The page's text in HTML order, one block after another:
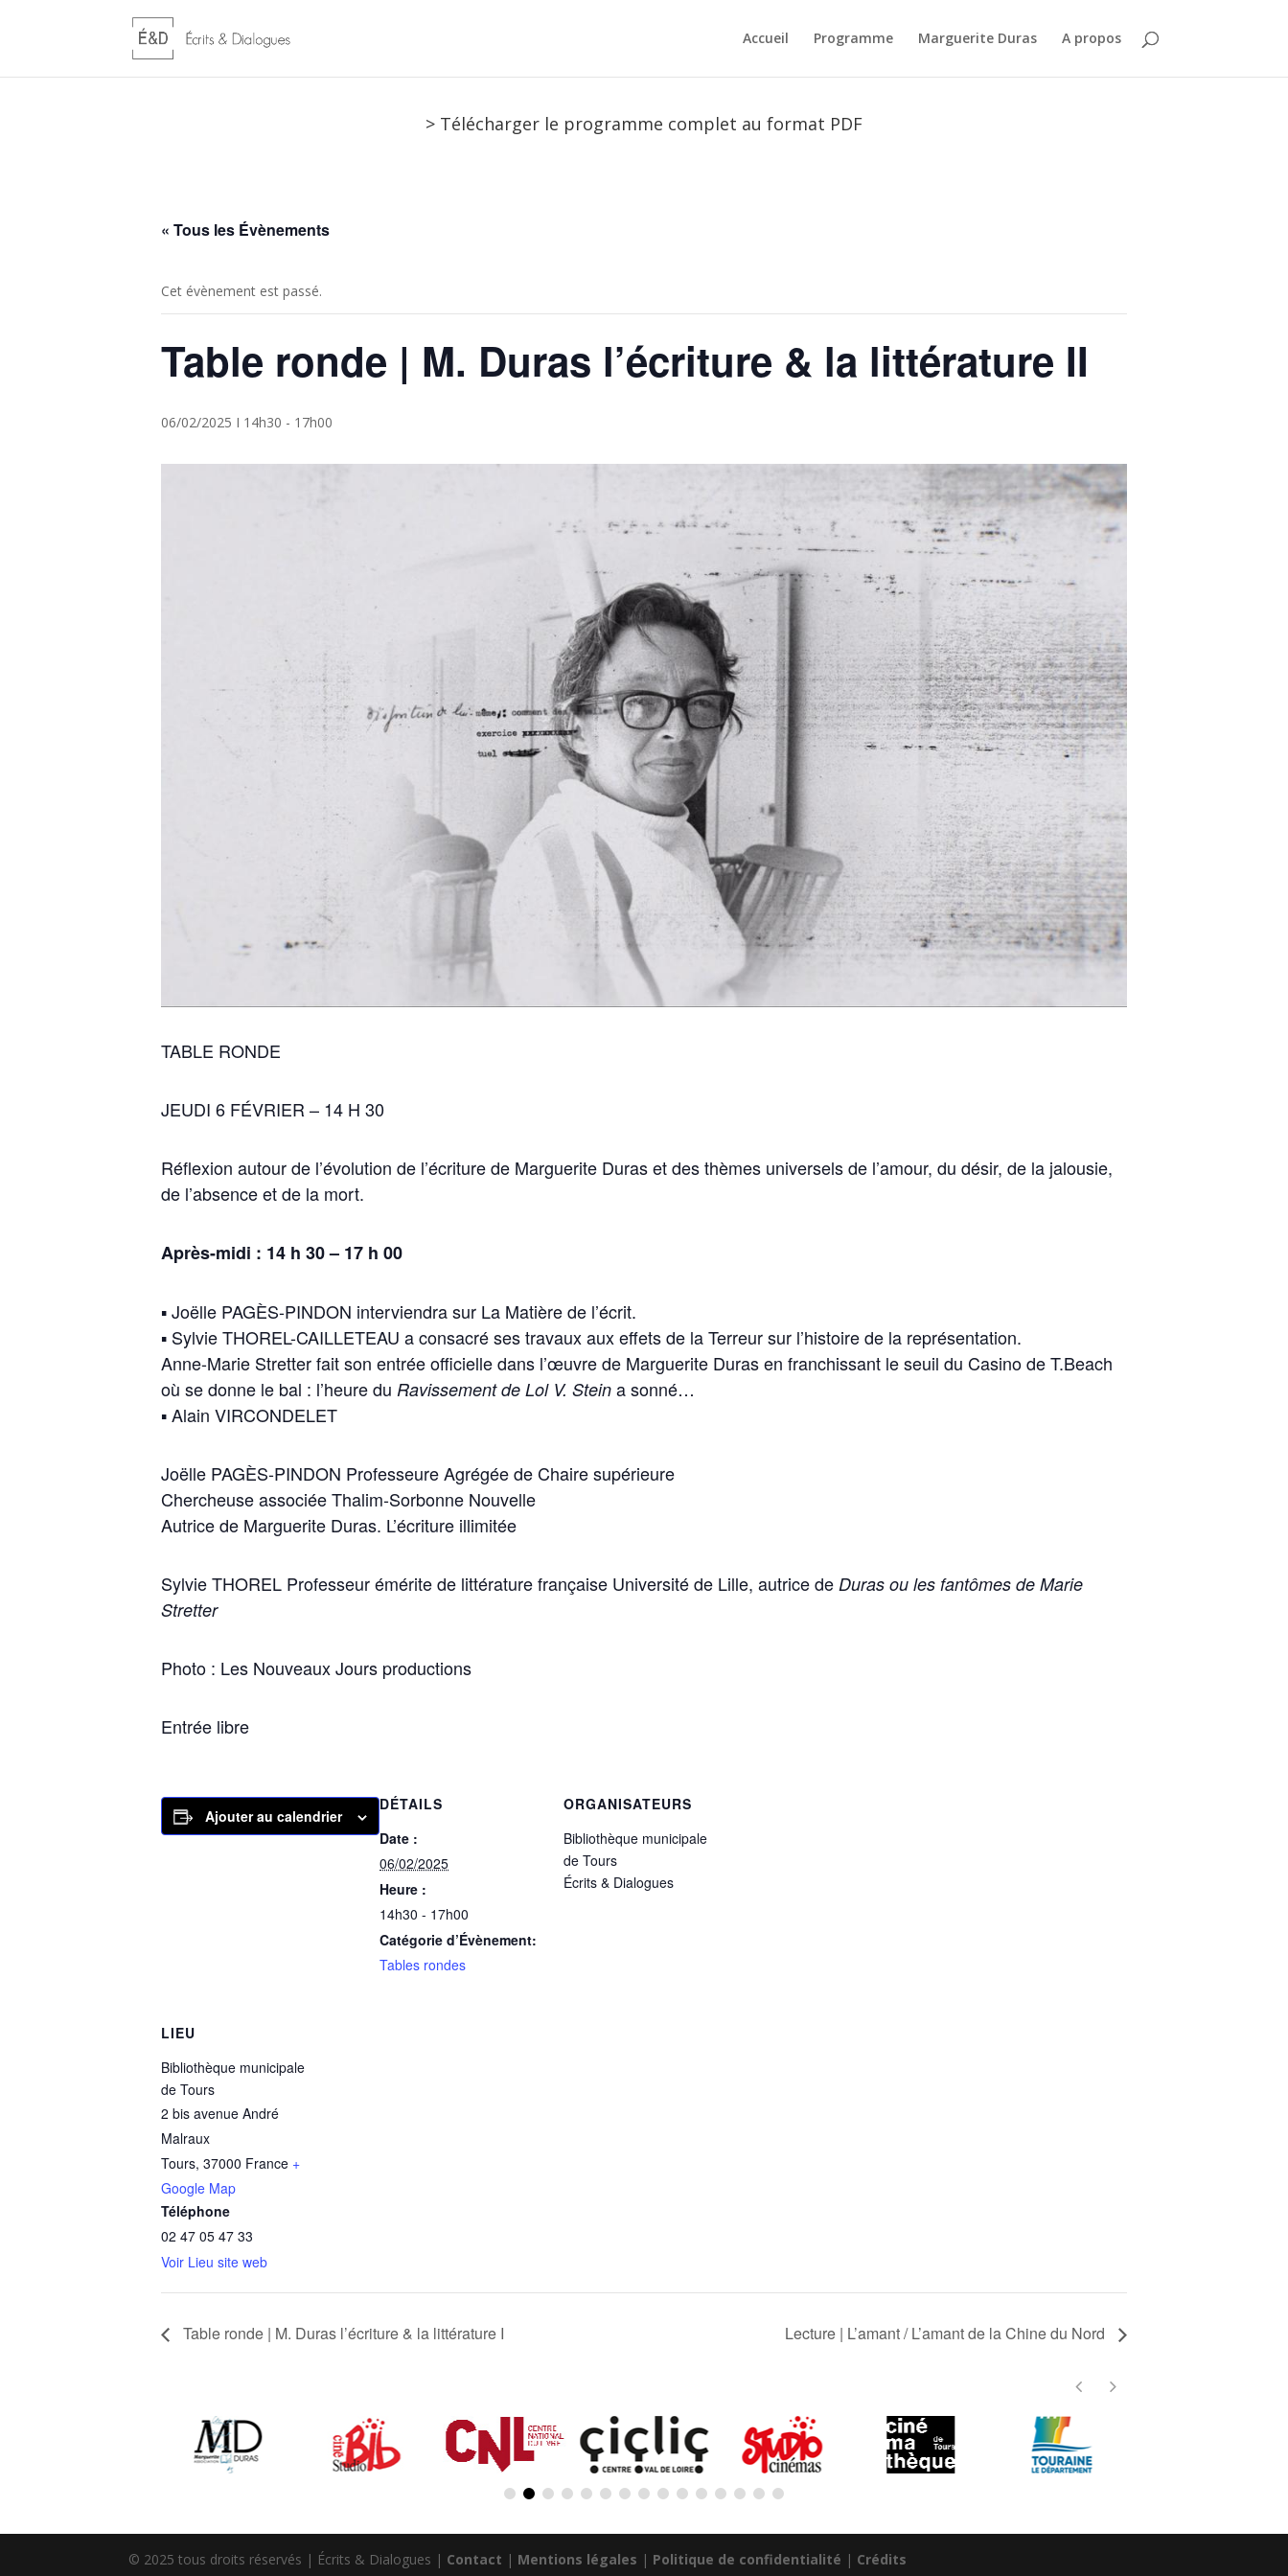
Accueil Programme Marguerite Duras A propos
> Télécharger le programme complet au format PDF
« Tous les Évènements
Cet évènement est passé.
Table ronde | M. Duras l’écriture & la littérature II
06/02/2025 I 14h30 - 17h00
TABLE RONDE
JEUDI 6 FÉVRIER – 14 H 30
Réflexion autour de l’évolution de l’écriture de Marguerite Duras et des thèmes universels de l’amour, du désir, de la jalousie,
de l’absence et de la mort.
Après-midi : 14 h 30 – 17 h 00
▪ Joëlle PAGÈS-PINDON interviendra sur La Matière de l’écrit.
▪ Sylvie THOREL-CAILLETEAU a consacré ses travaux aux effets de la Terreur sur l’histoire de la représentation.
Anne-Marie Stretter fait son entrée officielle dans l’œuvre de Marguerite Duras en franchissant le seuil du Casino de T.Beach
où se donne le bal : l’heure du Ravissement de Lol V. Stein a sonné…
▪ Alain VIRCONDELET
Joëlle PAGÈS-PINDON Professeure Agrégée de Chaire supérieure
Chercheuse associée Thalim-Sorbonne Nouvelle
Autrice de Marguerite Duras. L’écriture illimitée
Sylvie THOREL Professeur émérite de littérature française Université de Lille, autrice de Duras ou les fantômes de Marie
Stretter
Photo : Les Nouveaux Jours productions
Entrée libre
Ajouter au calendrier
DÉTAILS
Date :
06/02/2025
Heure :
14h30 - 17h00
Catégorie d’Évènement:
Tables rondes
ORGANISATEURS
Bibliothèque municipale
de Tours
Écrits & Dialogues
LIEU
Bibliothèque municipale
de Tours
2 bis avenue André
Malraux
Tours, 37000 France +
Google Map
Téléphone
02 47 05 47 33
Voir Lieu site web
Table ronde | M. Duras l’écriture & la littérature I Lecture | L’amant / L’amant de la Chine du Nord
© 2025 tous droits réservés | Écrits & Dialogues | Contact | Mentions légales | Politique de confidentialité | Crédits